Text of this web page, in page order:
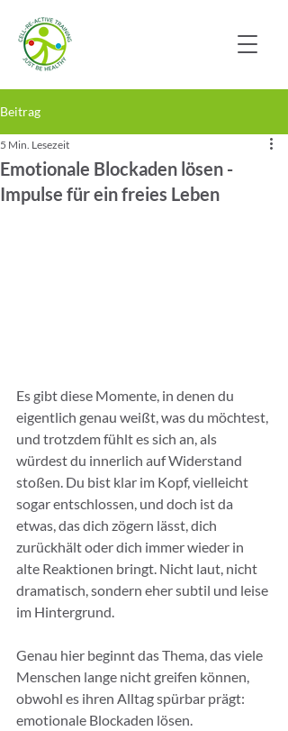
Beitrag
Emotionale Blockaden lösen -
Impulse für ein freies Leben
5 Min. Lesezeit
Es gibt diese Momente, in denen du
eigentlich genau weißt, was du möchtest,
und trotzdem fühlt es sich an, als
würdest du innerlich auf Widerstand
stoßen. Du bist klar im Kopf, vielleicht
sogar entschlossen, und doch ist da
etwas, das dich zögern lässt, dich
zurückhält oder dich immer wieder in
alte Reaktionen bringt. Nicht laut, nicht
dramatisch, sondern eher subtil und leise
im Hintergrund.
Genau hier beginnt das Thema, das viele
Menschen lange nicht greifen können,
obwohl es ihren Alltag spürbar prägt:
emotionale Blockaden lösen.